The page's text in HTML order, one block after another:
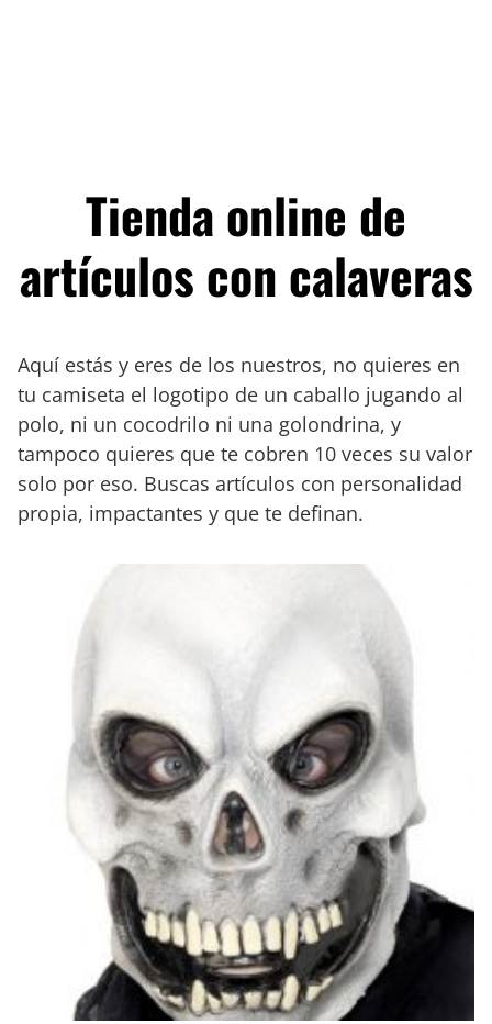
Tienda online de
artículos con calaveras
Aquí estás y eres de los nuestros, no quieres en
tu camiseta el logotipo de un caballo jugando al
polo, ni un cocodrilo ni una golondrina, y
tampoco quieres que te cobren 10 veces su valor
solo por eso. Buscas artículos con personalidad
propia, impactantes y que te definan.